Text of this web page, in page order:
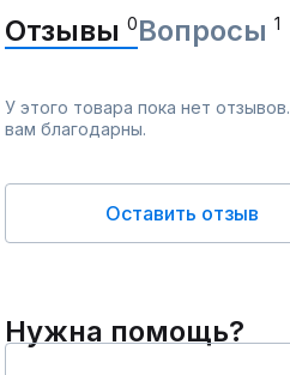
Отзывы 0Вопросы 1
У этого товара пока нет
вам благодарны.
Оставить отзыв
Нужна помощь?